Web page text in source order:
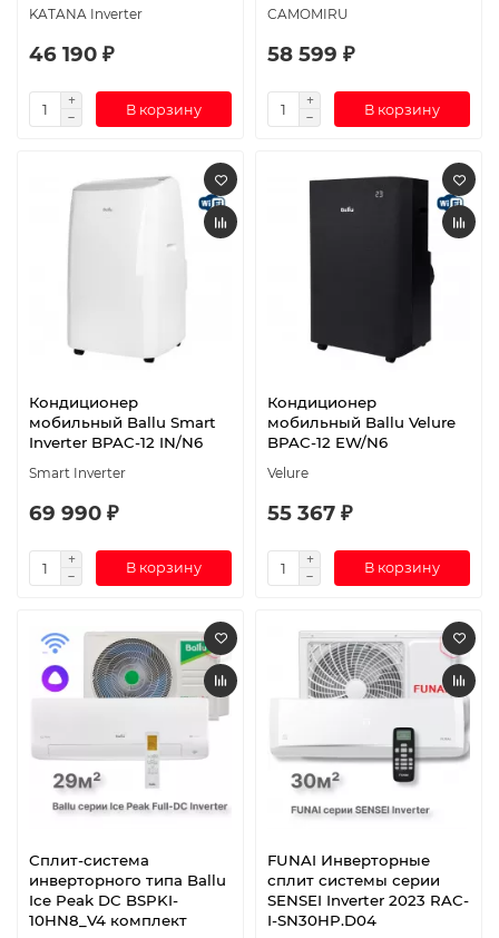
KATANA Inverter
46 190 ₽
В корзину
CAMOMIRU
58 599 ₽
В корзину
Кондиционер
мобильный Ballu Smart
Inverter BPAC-12 IN/N6
Smart Inverter
69 990 ₽
В корзину
Кондиционер
мобильный Ballu Velure
BPAC-12 EW/N6
Velure
55 367 ₽
В корзину
Сплит-система
инверторного типа Ballu
Ice Peak DC BSPKI-
10HN8_V4 комплект
FUNAI Инверторные
сплит системы серии
SENSEI Inverter 2023 RAC-
I-SN30HP.D04